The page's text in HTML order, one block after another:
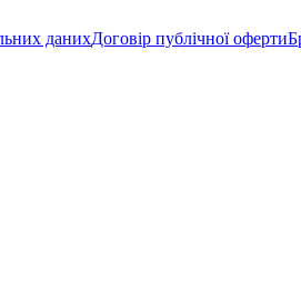
данихДоговір публічної оферти